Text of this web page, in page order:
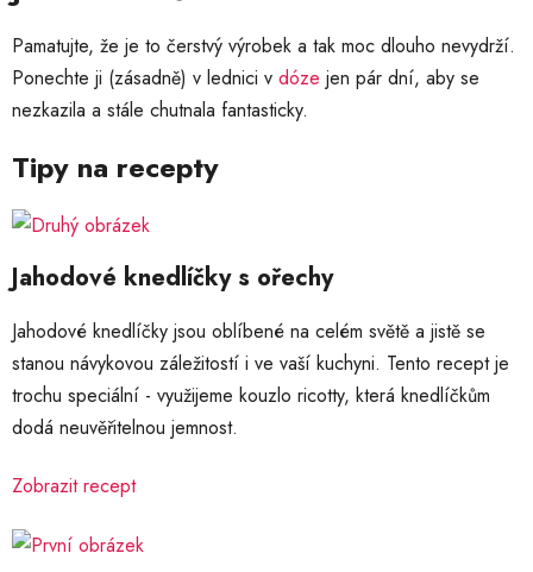
Pamatujte, že je to čerstvý výrobek a tak moc dlouho nevydrží.
Ponechte ji (zásadně) v lednici v dóze jen pár dní, aby se
nezkazila a stále chutnala fantasticky.
Tipy na recepty
Jahodové knedlíčky s ořechy
Jahodové knedlíčky jsou oblíbené na celém světě a jistě se
stanou návykovou záležitostí i ve vaší kuchyni. Tento recept je
trochu speciální - využijeme kouzlo ricotty, která knedlíčkům
dodá neuvěřitelnou jemnost.
Zobrazit recept